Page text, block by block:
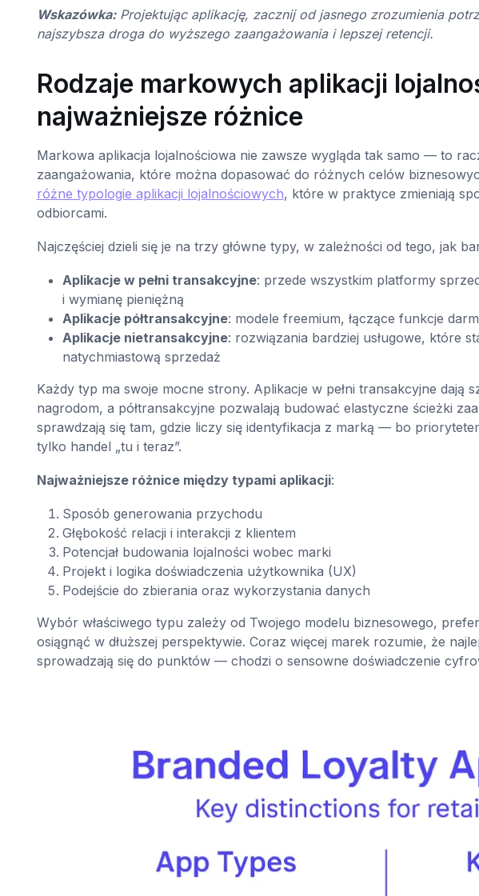
Wskazówka: Projektując aplikację, zacznij od jasnego zrozumienia
najszybsza droga do wyższego zaangażowania i lepszej retencji.
Rodzaje markowych aplikacji
najważniejsze różnice
Markowa aplikacja lojalnościowa nie zawsze wygląda tak samo — to
zaangażowania, które można dopasować do różnych celów
różne typologie aplikacji lojalnościowych, które w praktyce zmieniają
odbiorcami.
Najczęściej dzieli się je na trzy główne typy, w zależności od tego, jak
Aplikacje w pełni transakcyjne: przede wszystkim platformy
i wymianę pieniężną
Aplikacje półtransakcyjne: modele freemium, łączące funkcje
Aplikacje nietransakcyjne: rozwiązania bardziej usługowe, które
natychmiastową sprzedaż
Każdy typ ma swoje mocne strony. Aplikacje w pełni transakcyjne dają
nagrodom, a półtransakcyjne pozwalają budować elastyczne ścieżki
sprawdzają się tam, gdzie liczy się identyfikacja z marką — bo
tylko handel „tu i teraz”.
Najważniejsze różnice między typami aplikacji:
Sposób generowania przychodu
Głębokość relacji i interakcji z klientem
Potencjał budowania lojalności wobec marki
Projekt i logika doświadczenia użytkownika (UX)
Podejście do zbierania oraz wykorzystania danych
Wybór właściwego typu zależy od Twojego modelu biznesowego,
osiągnąć w dłuższej perspektywie. Coraz więcej marek rozumie, że
sprowadzają się do punktów — chodzi o sensowne doświadczenie